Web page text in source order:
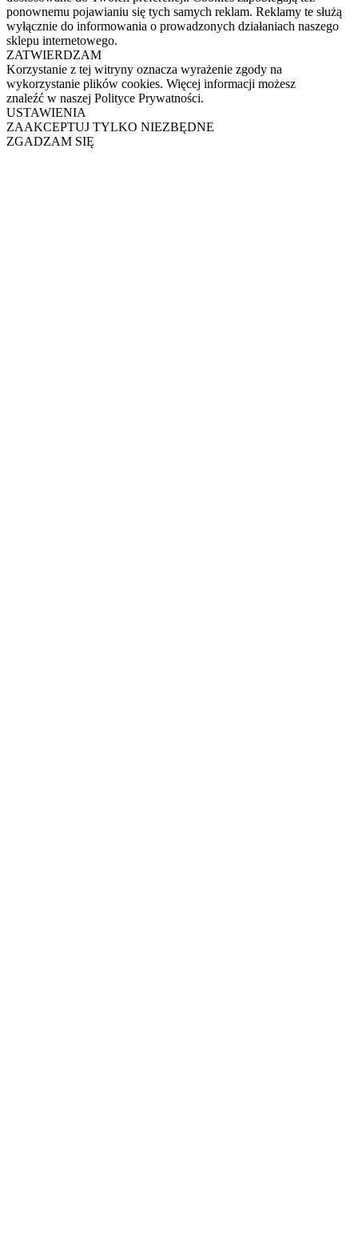
ponownemu pojawianiu się tych samych reklam. Reklamy te służą
wyłącznie do informowania o prowadzonych działaniach naszego
sklepu internetowego.
ZATWIERDZAM
Korzystanie z tej witryny oznacza wyrażenie zgody na
wykorzystanie plików cookies. Więcej informacji możesz
znaleźć w naszej Polityce Prywatności.
USTAWIENIA
ZAAKCEPTUJ TYLKO NIEZBĘDNE
ZGADZAM SIĘ